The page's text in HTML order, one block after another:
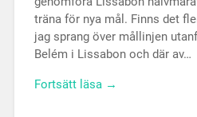
träna för nya mål. Finns det
jag sprang över mållinjen
Belém i Lissabon och där av…
Fortsätt läsa →